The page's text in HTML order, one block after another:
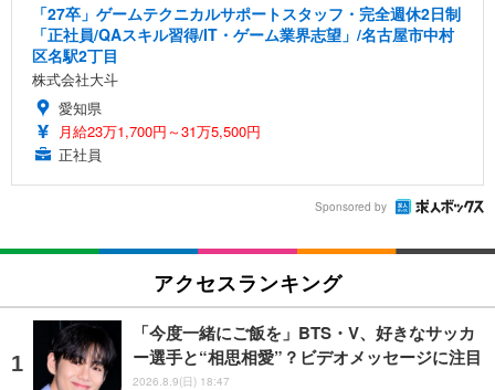
「27卒」ゲームテクニカルサポートスタッフ・完全週休2日制
「正社員/QAスキル習得/IT・ゲーム業界志望」/名古屋市中村
区名駅2丁目
株式会社大斗
愛知県
月給23万1,700円～31万5,500円
正社員
Sponsored by
アクセスランキング
「今度一緒にご飯を」BTS・V、好きなサッカ
ー選手と“相思相愛”？ビデオメッセージに注目
2026.8.9(日) 18:47